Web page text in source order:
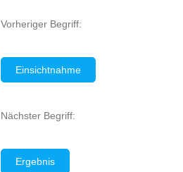
Vorheriger Begriff:
Einsichtnahme
Nächster Begriff:
Ergebnis